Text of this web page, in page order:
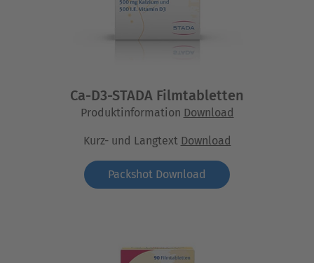
Ca-D3-STADA Filmtabletten
Produktinformation Download
Kurz- und Langtext Download
Packshot Download